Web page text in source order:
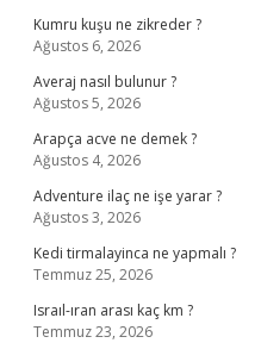
Kumru kuşu ne zikreder ?
Ağustos 6, 2026
Averaj nasıl bulunur ?
Ağustos 5, 2026
Arapça acve ne demek ?
Ağustos 4, 2026
Adventure ilaç ne işe yarar ?
Ağustos 3, 2026
Kedi tirmalayinca ne yapmalı ?
Temmuz 25, 2026
Israıl-ıran arası kaç km ?
Temmuz 23, 2026